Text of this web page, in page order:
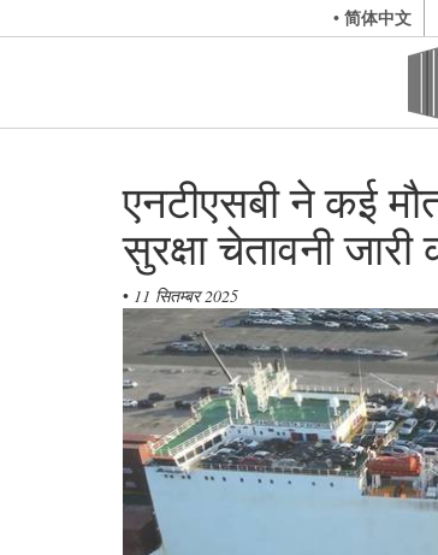
• 简体中文
एनटीएसबी ने कई
सुरक्षा चेतावनी जारी
• 11 सितम्बर 2025